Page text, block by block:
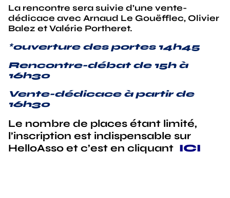
La rencontre sera suivie d’une vente-
dédicace avec Arnaud Le Gouëfflec, Olivier
Balez et Valérie Portheret.
*ouverture des portes 14h45
Rencontre-débat de 15h à
16h30
Vente-dédicace à partir de
16h30
Le nombre de places étant limité,
l’inscription est indispensable sur
HelloAsso et c’est en cliquant ICI